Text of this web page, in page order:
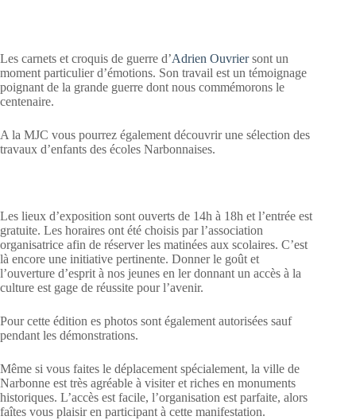
Les carnets et croquis de guerre d’Adrien Ouvriersont un
moment particulier d’émotions. Son travail est un témoignage
poignant de la grande guerre dont nous commémorons le
centenaire.
A la MJC vous pourrez également découvrir une sélection des
travaux d’enfants des écoles Narbonnaises.
Les lieux d’exposition sont ouverts de 14h à 18h et l’entrée est
gratuite. Les horaires ont été choisis par l’association
organisatrice afin de réserver les matinées aux scolaires. C’est
là encore une initiative pertinente. Donner le goût et
l’ouverture d’esprit à nos jeunes en ler donnant un accès à la
culture est gage de réussite pour l’avenir.
Pour cette édition es photos sont également autorisées sauf
pendant les démonstrations.
Même si vous faites le déplacement spécialement, la ville de
Narbonne est très agréable à visiter et riches en monuments
historiques. L’accès est facile, l’organisation est parfaite, alors
faîtes vous plaisir en participant à cette manifestation.